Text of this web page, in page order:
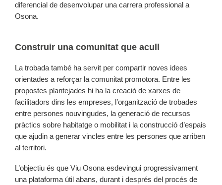
diferencial de desenvolupar una carrera professional a
Osona.
Construir una comunitat que acull
La trobada també ha servit per compartir noves idees
orientades a reforçar la comunitat promotora. Entre les
propostes plantejades hi ha la creació de xarxes de
facilitadors dins les empreses, l’organització de trobades
entre persones nouvingudes, la generació de recursos
pràctics sobre habitatge o mobilitat i la construcció d’espais
que ajudin a generar vincles entre les persones que arriben
al territori.
L’objectiu és que Viu Osona esdevingui progressivament
una plataforma útil abans, durant i després del procés de